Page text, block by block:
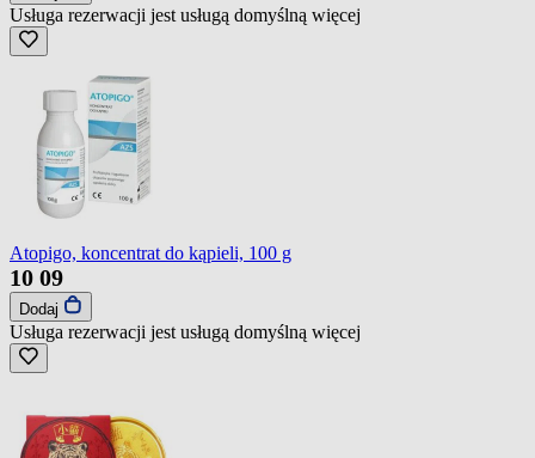
Usługa rezerwacji jest usługą domyślną więcej
Atopigo, koncentrat do kąpieli, 100 g
10 09
Dodaj
Usługa rezerwacji jest usługą domyślną więcej